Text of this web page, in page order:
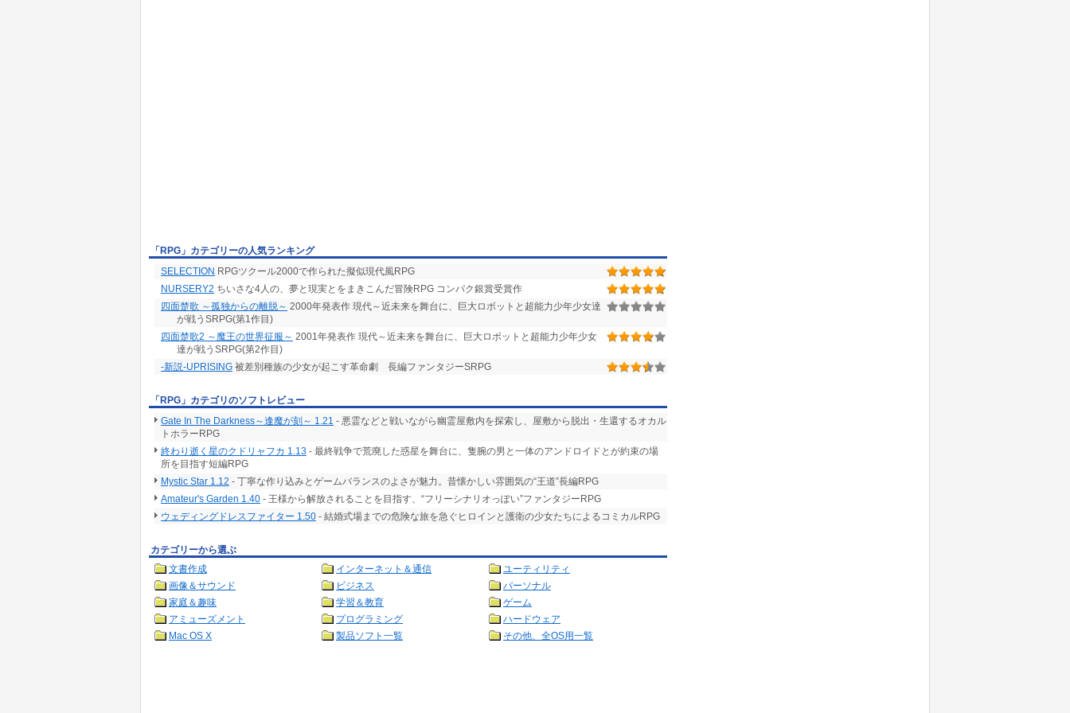
「RPG」カテゴリーの人気ランキング
SELECTION RPGツクール2000で作られた擬似現代風RPG
NURSERY2 ちいさな4人の、夢と現実とをまきこんだ冒険RPG コンパク銀賞受賞作
四面楚歌 ～孤独からの離脱～ 2000年発表作 現代～近未来を舞台に、巨大ロボットと超能力少年少女達
が戦うSRPG(第1作目)
四面楚歌2 ～魔王の世界征服～ 2001年発表作 現代～近未来を舞台に、巨大ロボットと超能力少年少女
達が戦うSRPG(第2作目)
-新説-UPRISING 被差別種族の少女が起こす革命劇 長編ファンタジーSRPG
「RPG」カテゴリのソフトレビュー
Gate In The Darkness～逢魔が刻～ 1.21 - 悪霊などと戦いながら幽霊屋敷内を探索し、屋敷から脱出・生還するオカル
トホラーRPG
終わり逝く星のクドリャフカ 1.13 - 最終戦争で荒廃した惑星を舞台に、隻腕の男と一体のアンドロイドとが約束の場
所を目指す短編RPG
Mystic Star 1.12 - 丁寧な作り込みとゲームバランスのよさが魅力。昔懐かしい雰囲気の“王道”長編RPG
Amateur's Garden 1.40 - 王様から解放されることを目指す、“フリーシナリオっぽい”ファンタジーRPG
ウェディングドレスファイター 1.50 - 結婚式場までの危険な旅を急ぐヒロインと護衛の少女たちによるコミカルRPG
カテゴリーから選ぶ
文書作成
インターネット＆通信
ユーティリティ
画像＆サウンド
ビジネス
パーソナル
家庭＆趣味
学習＆教育
ゲーム
アミューズメント
プログラミング
ハードウェア
Mac OS X
製品ソフト一覧 その他、全OS用一覧